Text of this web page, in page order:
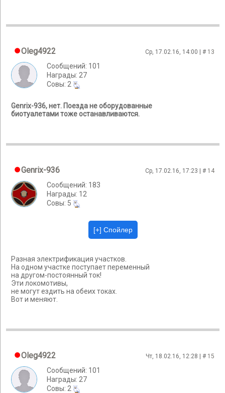
Oleg4922 Ср, 17.02.16, 14:00 | # 13
Сообщений: 101
Награды: 27
Cовы: 2
Genrix-936, нет. Поезда не оборудованные
биотуалетами тоже останавливаются.
Genrix-936 Ср, 17.02.16, 17:23 | # 14
Сообщений: 183
Награды: 12
Cовы: 5
Разная электрификация участков.
На одном участке поступает переменный
на другом-постоянный ток!
Эти локомотивы,
не могут ездить на обеих токах.
Вот и меняют.
Oleg4922 Чт, 18.02.16, 12:28 | # 15
Сообщений: 101
Награды: 27
Cовы: 2